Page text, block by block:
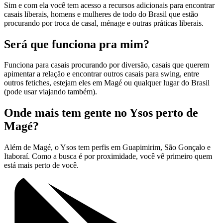
Sim e com ela você tem acesso a recursos adicionais para encontrar
casais liberais, homens e mulheres de todo do Brasil que estão
procurando por troca de casal, ménage e outras práticas liberais.
Será que funciona pra mim?
Funciona para casais procurando por diversão, casais que querem
apimentar a relação e encontrar outros casais para swing, entre
outros fetiches, estejam eles em Magé ou qualquer lugar do Brasil
(pode usar viajando também).
Onde mais tem gente no Ysos perto de
Magé?
Além de Magé, o Ysos tem perfis em Guapimirim, São Gonçalo e
Itaboraí. Como a busca é por proximidade, você vê primeiro quem
está mais perto de você.